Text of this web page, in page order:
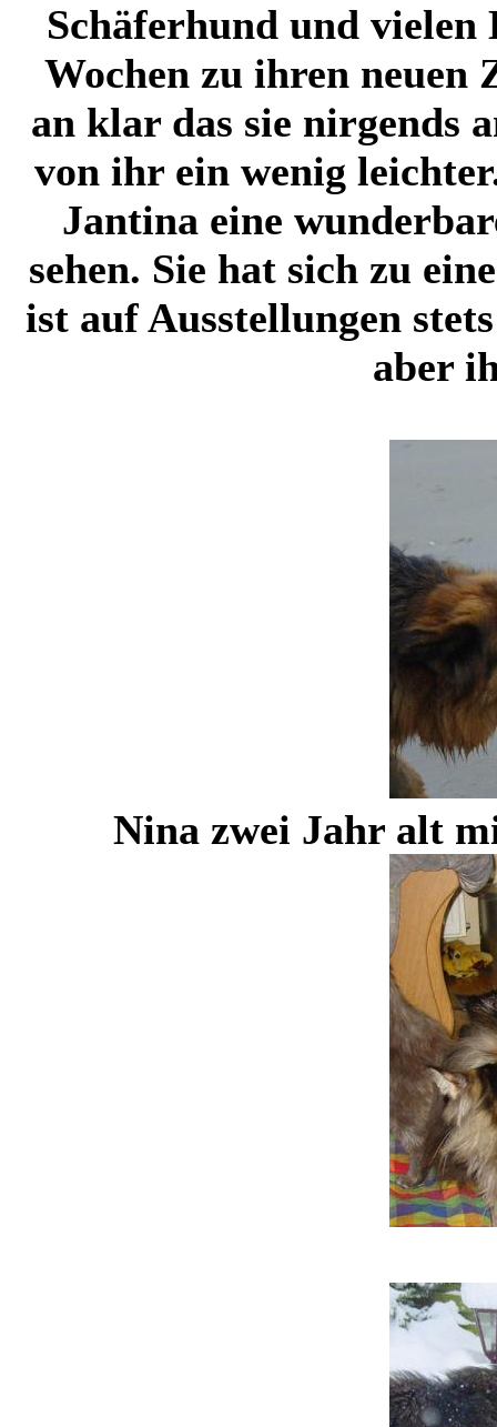
Schäferhund und
Wochen zu ihren neuen
an klar das sie nirgends
von ihr ein wenig
Jantina eine
sehen. Sie hat sich zu
ist auf Ausstellungen
aber
Nina zwei Jahr alt